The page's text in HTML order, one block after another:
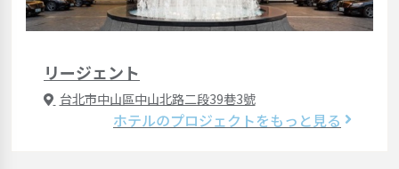
リージェント
台北市中山區中山北路二段39巷3號
ホテルのプロジェクトをもっと見る